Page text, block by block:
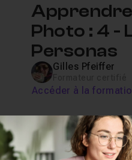
Photo : 4 -
Personas
Gilles Pfeiffer
Accéder à la